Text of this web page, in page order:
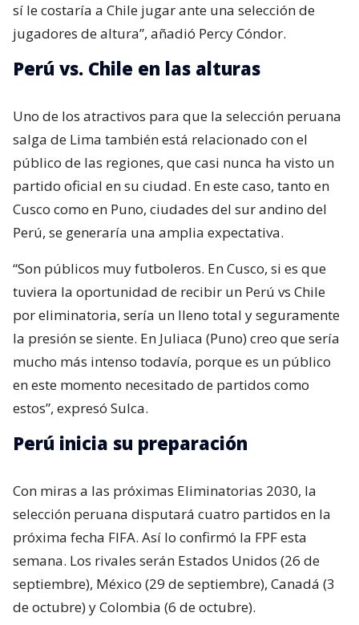
sí le costaría a Chile jugar ante una selección de
jugadores de altura”, añadió Percy Cóndor.
Perú vs. Chile en las alturas
Uno de los atractivos para que la selección peruana
salga de Lima también está relacionado con el
público de las regiones, que casi nunca ha visto un
partido oficial en su ciudad. En este caso, tanto en
Cusco como en Puno, ciudades del sur andino del
Perú, se generaría una amplia expectativa.
“Son públicos muy futboleros. En Cusco, si es que
tuviera la oportunidad de recibir un Perú vs Chile
por eliminatoria, sería un lleno total y seguramente
la presión se siente. En Juliaca (Puno) creo que sería
mucho más intenso todavía, porque es un público
en este momento necesitado de partidos como
estos”, expresó Sulca.
Perú inicia su preparación
Con miras a las próximas Eliminatorias 2030, la
selección peruana disputará cuatro partidos en la
próxima fecha FIFA. Así lo confirmó la FPF esta
semana. Los rivales serán Estados Unidos (26 de
septiembre), México (29 de septiembre), Canadá (3
de octubre) y Colombia (6 de octubre).